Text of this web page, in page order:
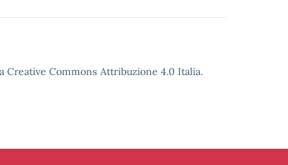
Creative Commons Attribuzione 4.0 Italia.